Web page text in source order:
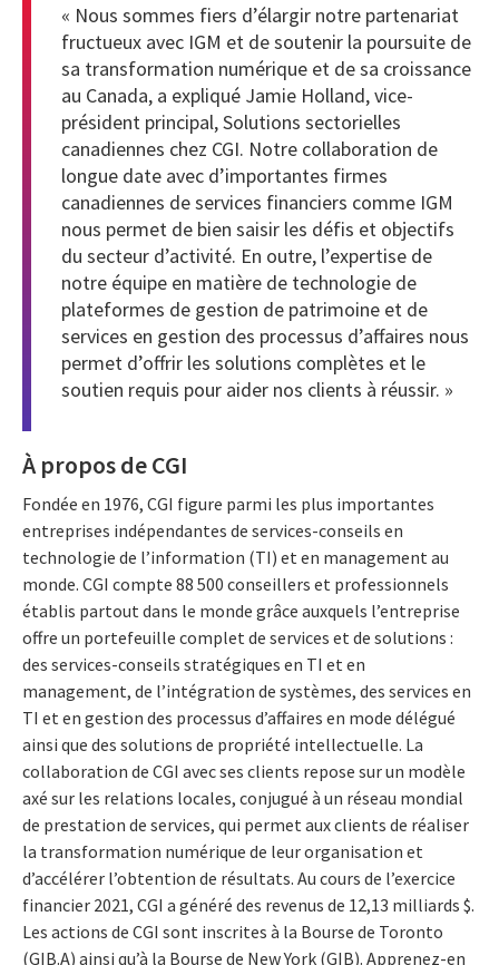
« Nous sommes fiers d’élargir notre partenariat
fructueux avec IGM et de soutenir la poursuite de
sa transformation numérique et de sa croissance
au Canada, a expliqué Jamie Holland, vice-
président principal, Solutions sectorielles
canadiennes chez CGI. Notre collaboration de
longue date avec d’importantes firmes
canadiennes de services financiers comme IGM
nous permet de bien saisir les défis et objectifs
du secteur d’activité. En outre, l’expertise de
notre équipe en matière de technologie de
plateformes de gestion de patrimoine et de
services en gestion des processus d’affaires nous
permet d’offrir les solutions complètes et le
soutien requis pour aider nos clients à réussir. »
À propos de CGI
Fondée en 1976, CGI figure parmi les plus importantes
entreprises indépendantes de services-conseils en
technologie de l’information (TI) et en management au
monde. CGI compte 88 500 conseillers et professionnels
établis partout dans le monde grâce auxquels l’entreprise
offre un portefeuille complet de services et de solutions :
des services-conseils stratégiques en TI et en
management, de l’intégration de systèmes, des services en
TI et en gestion des processus d’affaires en mode délégué
ainsi que des solutions de propriété intellectuelle. La
collaboration de CGI avec ses clients repose sur un modèle
axé sur les relations locales, conjugué à un réseau mondial
de prestation de services, qui permet aux clients de réaliser
la transformation numérique de leur organisation et
d’accélérer l’obtention de résultats. Au cours de l’exercice
financier 2021, CGI a généré des revenus de 12,13 milliards $.
Les actions de CGI sont inscrites à la Bourse de Toronto
(GIB.A) ainsi qu’à la Bourse de New York (GIB). Apprenez-en